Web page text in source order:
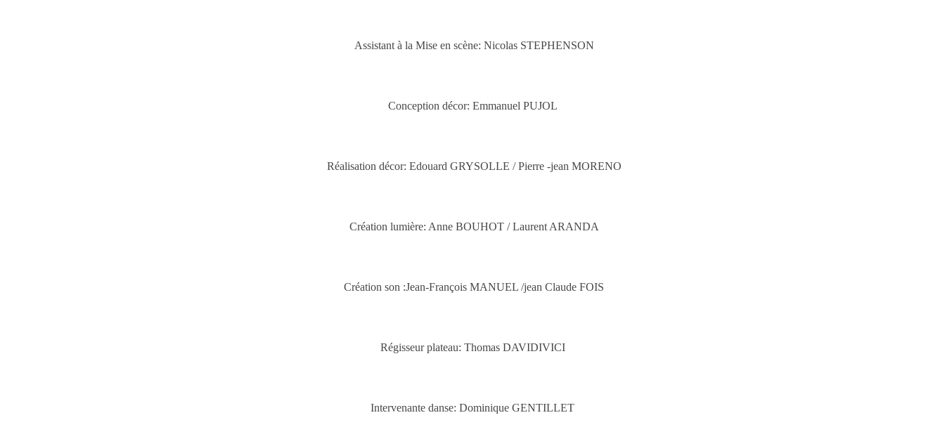
Assistant à la Mise en scène: Nicolas STEPHENSON
Conception décor: Emmanuel PUJOL
Réalisation décor: Edouard GRYSOLLE / Pierre -jean MORENO
Création lumière: Anne BOUHOT / Laurent ARANDA
Création son :Jean-François MANUEL /jean Claude FOIS
Régisseur plateau: Thomas DAVIDIVICI
Intervenante danse: Dominique GENTILLET